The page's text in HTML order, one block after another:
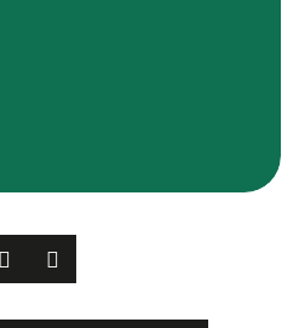
PRÉCÉDENT
SUIVANT